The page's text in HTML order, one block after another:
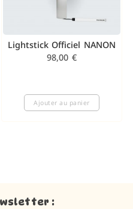
Lightstick Officiel NANON
98,00 €
Ajouter au panier
: